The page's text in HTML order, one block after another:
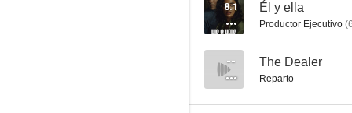
Agatha Christie: Poirot
8.1 Él y ella
Productor Ejecutivo (
-- The Dealer
Reparto